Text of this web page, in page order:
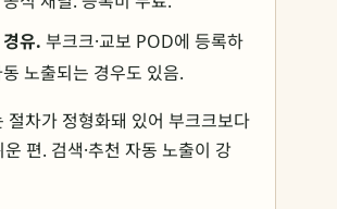
유. 부크크·교보 POD에 등록하
노출되는 경우도 있음.
절차가 정형화돼 있어 부크크보다
편. 검색·추천 자동 노출이 강